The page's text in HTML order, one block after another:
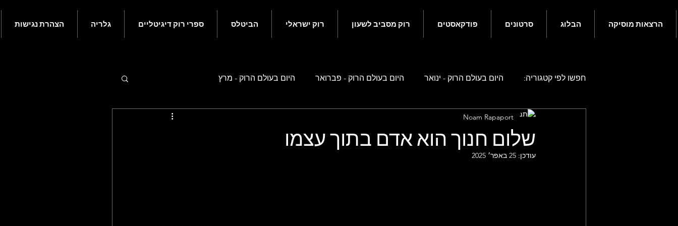
הרצאות מוסיקה הבלוג סרטונים פודקאסטים רוק מסביב לשעון רוק ישראלי הביטלס ספרי רוק דיגיטליים גלריה הצהרת נגישות
חפשו לפי קטגוריה: היום בעולם הרוק - ינואר היום בעולם הרוק - פברואר היום בעולם הרוק - מרץ
היום בעולם הרוק - אפריל
היום בעולם הרוק - אוגוסט
שלום חנוך הוא אדם בתוך עצמו
Noam Rapaport
עודכן: 25 באפר׳ 2025